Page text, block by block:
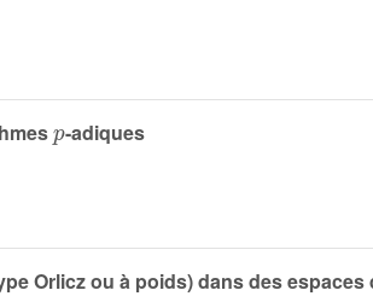
-adiques
Orlicz ou à poids) dans des